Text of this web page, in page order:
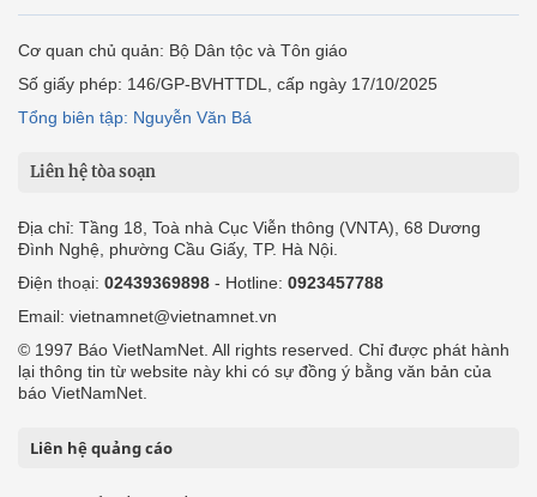
Cơ quan chủ quản: Bộ Dân tộc và Tôn giáo
Số giấy phép: 146/GP-BVHTTDL, cấp ngày 17/10/2025
Tổng biên tập: Nguyễn Văn Bá
Liên hệ tòa soạn
Địa chỉ: Tầng 18, Toà nhà Cục Viễn thông (VNTA), 68 Dương
Đình Nghệ, phường Cầu Giấy, TP. Hà Nội.
Điện thoại: 02439369898 - Hotline: 0923457788
Email: vietnamnet@vietnamnet.vn
© 1997 Báo VietNamNet. All rights reserved. Chỉ được phát hành
lại thông tin từ website này khi có sự đồng ý bằng văn bản của
báo VietNamNet.
Liên hệ quảng cáo